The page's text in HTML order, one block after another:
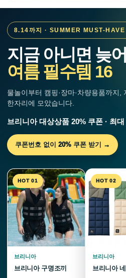
8.14까지 · SUMMER MUST-
지금 아니면 늦
여름 필수템 16
물놀이부터 캠핑·장마·차량용품까지
한자리에 모았습니다.
브리니아 대상상품 20% 쿠폰 · 최
쿠폰번호 없이 20% 쿠폰 받기 →
HOT 01
브리니아
브리니아 구명조끼
HOT 02
브리니아
브리니아